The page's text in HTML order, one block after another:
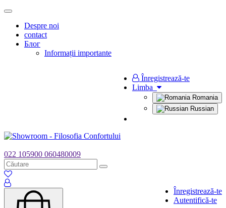
Toggle
navigationDespre noi
contact
Блог
Informații importante
Înregistrează-te
Limba
Romania
Russian
022 105900 060480009
Înregistrează-te
Autentifică-te